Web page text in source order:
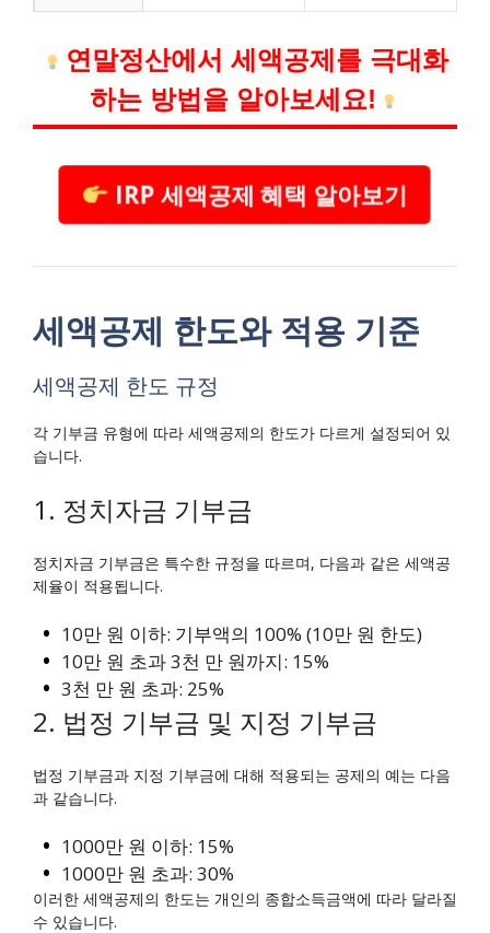
연말정산에서 세액공제를 극대화
하는 방법을 알아보세요!
IRP 세액공제 혜택 알아보기
세액공제 한도와 적용 기준
세액공제 한도 규정
각 기부금 유형에 따라 세액공제의 한도가 다르게 설정되어 있
습니다.
1. 정치자금 기부금
정치자금 기부금은 특수한 규정을 따르며, 다음과 같은 세액공
제율이 적용됩니다.
10만 원 이하: 기부액의 100% (10만 원 한도)
10만 원 초과 3천 만 원까지: 15%
3천 만 원 초과: 25%
2. 법정 기부금 및 지정 기부금
법정 기부금과 지정 기부금에 대해 적용되는 공제의 예는 다음
과 같습니다.
1000만 원 이하: 15%
1000만 원 초과: 30%
이러한 세액공제의 한도는 개인의 종합소득금액에 따라 달라질
수 있습니다.